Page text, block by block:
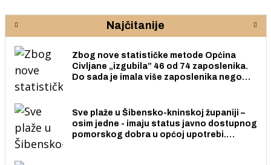
Najčitanije
Zbog nove statističke metode Općina
Civljane „izgubila” 46 od 74 zaposlenika.
Do sada je imala više zaposlenika nego
Sve plaže u Šibensko-kninskoj županiji –
osim jedne - imaju status javno dostupnog
pomorskog dobra u općoj upotrebi.